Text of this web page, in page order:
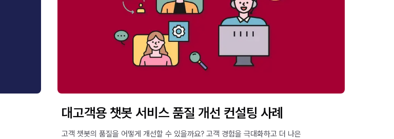
대고객용 챗봇 서비스 품질 개선 컨설팅 사례
고객 챗봇의 품질을 어떻게 개선할 수 있을까요? 고객 경험을 극대화하고 더 나은